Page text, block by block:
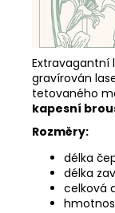
Extravagantní
gravírován
tetovaného
kapesní
Rozměry:
délka
délka
celková